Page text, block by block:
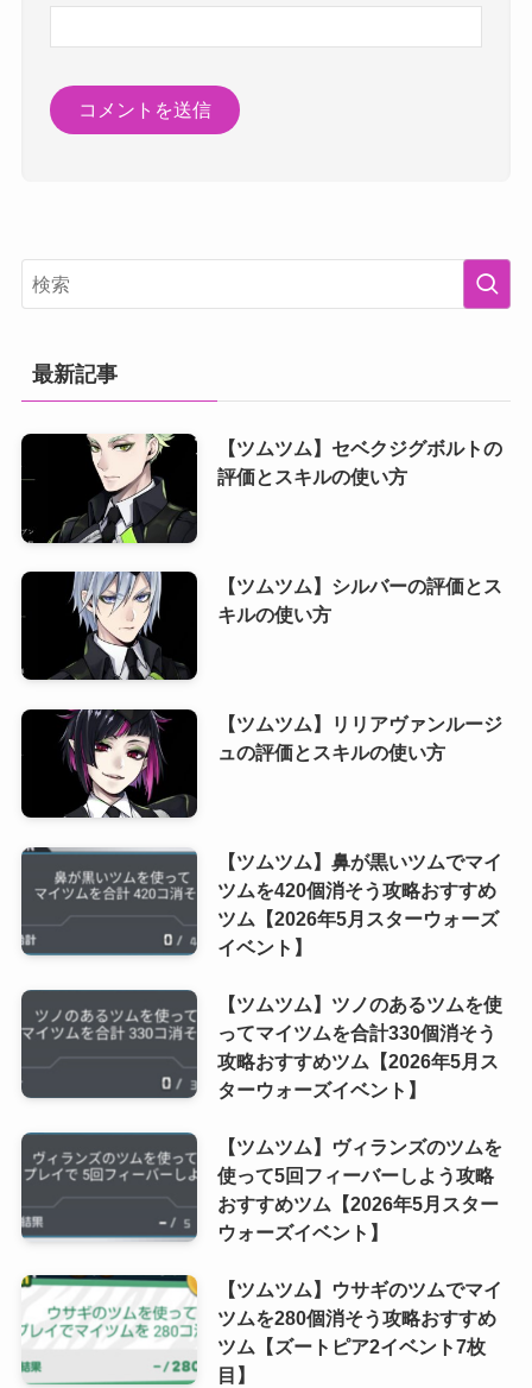
最新記事
【ツムツム】セベクジグボルトの
評価とスキルの使い方
【ツムツム】シルバーの評価とス
キルの使い方
【ツムツム】リリアヴァンルージ
ュの評価とスキルの使い方
【ツムツム】鼻が黒いツムでマイ
ツムを420個消そう攻略おすすめ
ツム【2026年5月スターウォーズ
イベント】
【ツムツム】ツノのあるツムを使
ってマイツムを合計330個消そう
攻略おすすめツム【2026年5月ス
ターウォーズイベント】
【ツムツム】ヴィランズのツムを
使って5回フィーバーしよう攻略
おすすめツム【2026年5月スター
ウォーズイベント】
【ツムツム】ウサギのツムでマイ
ツムを280個消そう攻略おすすめ
ツム【ズートピア2イベント7枚
目】